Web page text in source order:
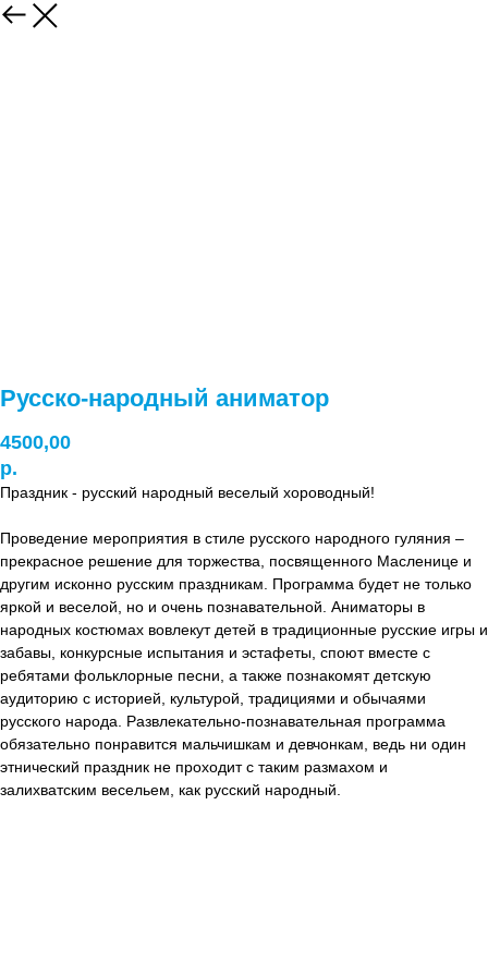
Русско-народный аниматор
4500,00
р.
Праздник - русский народный веселый хороводный!
Проведение мероприятия в стиле русского народного гуляния –
прекрасное решение для торжества, посвященного Масленице и
другим исконно русским праздникам. Программа будет не только
яркой и веселой, но и очень познавательной. Аниматоры в
народных костюмах вовлекут детей в традиционные русские игры и
забавы, конкурсные испытания и эстафеты, споют вместе с
ребятами фольклорные песни, а также познакомят детскую
аудиторию с историей, культурой, традициями и обычаями
русского народа. Развлекательно-познавательная программа
обязательно понравится мальчишкам и девчонкам, ведь ни один
этнический праздник не проходит с таким размахом и
залихватским весельем, как русский народный.